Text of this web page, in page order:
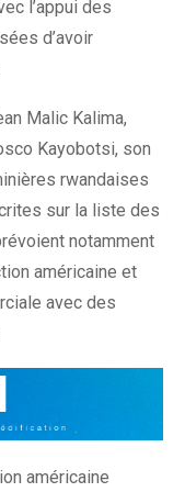
l’appui des
d’avoir
Malic Kalima,
Kayobotsi, son
rwandaises
sur la liste des
notamment
américaine et
avec des
américaine